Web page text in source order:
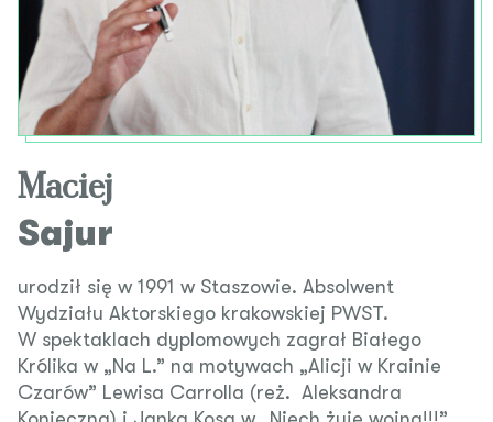
Maciej
Sajur
urodził się w 1991 w Staszowie. Absolwent
Wydziału Aktorskiego krakowskiej PWST.
W spektaklach dyplomowych zagrał Białego
Królika w „Na L.” na motywach „Alicji w Krainie
Czarów” Lewisa Carrolla (reż. Aleksandra